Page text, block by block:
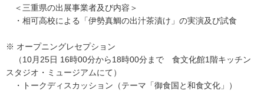
＜三重県の出展事業者及び内容＞
・相可高校による「伊勢真鯛の出汁茶漬け」の実演及び試食
※ オープニングレセプション
（10月25日 16時00分から18時00分まで 食文化館1階キッチン
スタジオ・ミュージアムにて）
・トークディスカッション（テーマ「御食国と和食文化」）